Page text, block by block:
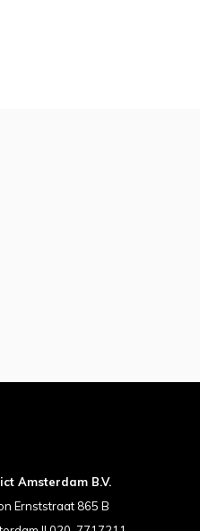
Amsterdam B.V.
Ernststraat 865 B